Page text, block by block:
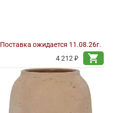
Поставка ожидается 11.08.26г.
4 212 ₽
shopping_cart